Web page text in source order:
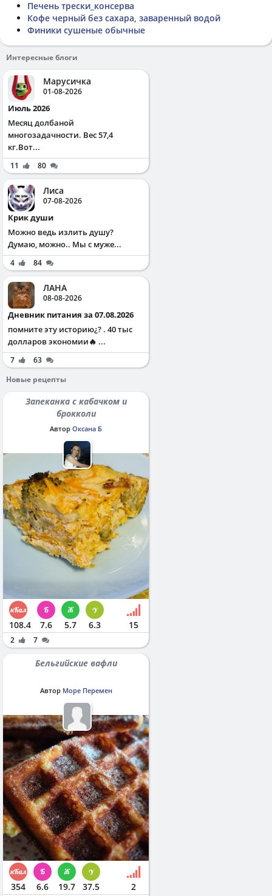
Печень трески_консерва
Кофе черный без сахара, заваренный водой
Финики сушеные обычные
Интересные блоги
Марусичка
01-08-2026
Июль 2026
Месяц долбаной
многозадачности. Вес 57,4
кг.Вот...
11 80
Лиса
07-08-2026
Крик души
Можно ведь излить душу?
Думаю, можно.. Мы с муже...
4 84
ЛАНА
08-08-2026
Дневник питания за 07.08.2026
помните эту историю¿? . 40 тыс
долларов экономии🔥 ...
7
63
Новые рецепты
Запеканка с кабачком и
брокколи
Автор Оксана Б
108.4 7.6 5.7 6.3 15
2 7
Бельгийские вафли
Автор Море Перемен
354 6.6 19.7 37.5 2